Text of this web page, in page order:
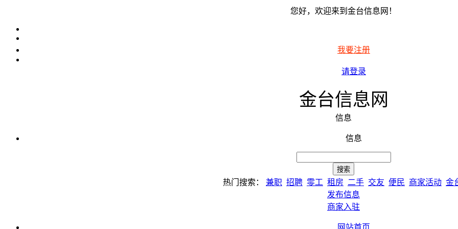
您好，欢迎来到金台信息网！
我要注册
请登录
金台信息网
信息
信息
热门搜索： 兼职 招聘 零工 租房 二手 交友 便民 商家活动 金
发布信息
商家入驻
网站首页